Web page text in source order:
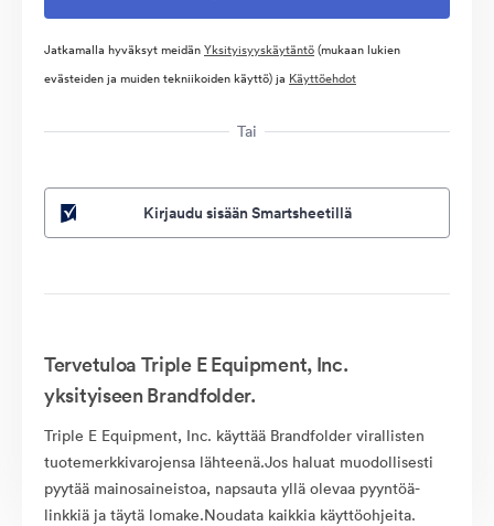
Jatkamalla hyväksyt meidänYksityisyyskäytäntö(mukaan lukien
evästeiden ja muiden tekniikoiden käyttö) ja Käyttöehdot
Tai
Kirjaudu sisään Smartsheetillä
Tervetuloa Triple E Equipment, Inc.
yksityiseen Brandfolder.
Triple E Equipment, Inc. käyttää Brandfolder virallisten
tuotemerkkivarojensa lähteenä.Jos haluat muodollisesti
pyytää mainosaineistoa, napsauta yllä olevaa pyyntöä-
linkkiä ja täytä lomake.Noudata kaikkia käyttöohjeita.